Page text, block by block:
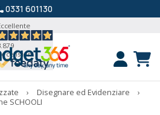
0331 601130
› Disegnare ed Evidenziare
›
SCHOOLI